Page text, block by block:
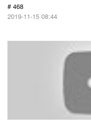
# 468
2019-11-15 08:44